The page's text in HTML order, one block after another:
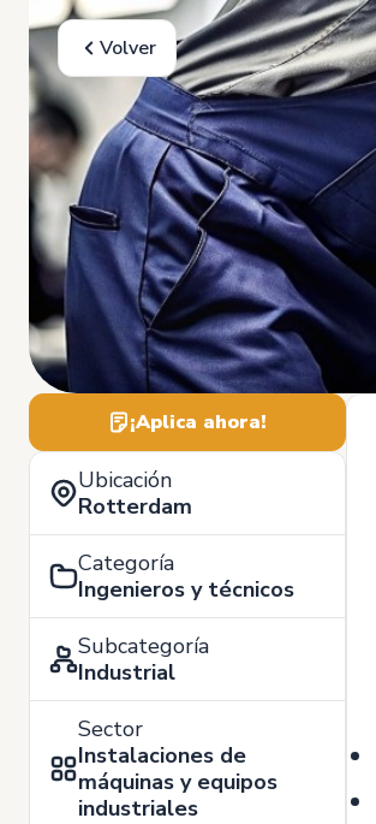
Volver
¡Aplica ahora!
Ubicación
Rotterdam
Categoría
Ingenieros y técnicos
Subcategoría
Industrial
Sector
Instalaciones de
máquinas y equipos
industriales